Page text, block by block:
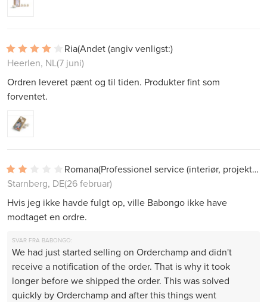
Ria(Andet (angiv venligst:)
Heerlen, NL(7 juni)
Ordren leveret pænt og til tiden. Produkter fint som
forventet.
Romana
(Professionel service (interiør, projekter))
Starnberg, DE(26 februar)
Hvis jeg ikke havde fulgt op, ville Babongo ikke have
modtaget en ordre.
SVAR FRA BABONGO:
We had just started selling on Orderchamp and didn't
receive a notification of the order. That is why it took
longer before we shipped the order. This was solved
quickly by Orderchamp and after this things went